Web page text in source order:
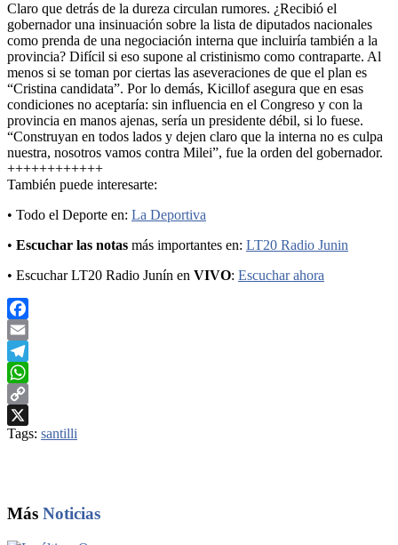
Claro que detrás de la dureza circulan rumores. ¿Recibió el
gobernador una insinuación sobre la lista de diputados nacionales
como prenda de una negociación interna que incluiría también a la
provincia? Difícil si eso supone al cristinismo como contraparte. Al
menos si se toman por ciertas las aseveraciones de que el plan es
“Cristina candidata”. Por lo demás, Kicillof asegura que en esas
condiciones no aceptaría: sin influencia en el Congreso y con la
provincia en manos ajenas, sería un presidente débil, si lo fuese.
“Construyan en todos lados y dejen claro que la interna no es culpa
nuestra, nosotros vamos contra Milei”, fue la orden del gobernador.
++++++++++++
También puede interesarte:
• Todo el Deporte en: La Deportiva
• Escuchar las notas más importantes en: LT20 Radio Junin
• Escuchar LT20 Radio Junín en VIVO: Escuchar ahora
Facebook
Email
Telegram
WhatsApp
Copy
Link
X
Tags: santilli
Más Noticias